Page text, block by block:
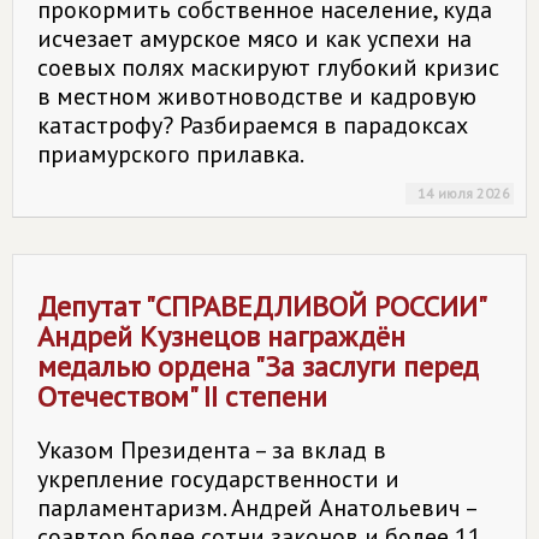
прокормить собственное население, куда
исчезает амурское мясо и как успехи на
соевых полях маскируют глубокий кризис
в местном животноводстве и кадровую
катастрофу? Разбираемся в парадоксах
приамурского прилавка.
14 июля 2026
Депутат "СПРАВЕДЛИВОЙ РОССИИ"
Андрей Кузнецов награждён
медалью ордена "За заслуги перед
Отечеством" II степени
Указом Президента – за вклад в
укрепление государственности и
парламентаризм. Андрей Анатольевич –